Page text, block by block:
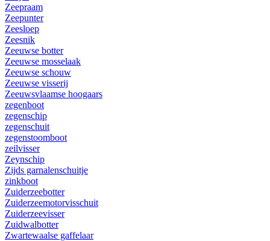
Zeepraam
Zeepunter
Zeesloep
Zeesnik
Zeeuwse botter
Zeeuwse mosselaak
Zeeuwse schouw
Zeeuwse visserij
Zeeuwsvlaamse hoogaars
zegenboot
zegenschip
zegenschuit
zegenstoomboot
zeilvisser
Zeynschip
Zijds garnalenschuitje
zinkboot
Zuiderzeebotter
Zuiderzeemotorvisschuit
Zuiderzeevisser
Zuidwalbotter
Zwartewaalse gaffelaar